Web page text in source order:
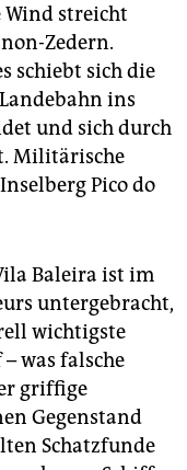
Wind streicht
Zedern.
schiebt sich die
ins
und sich durch
Militärische
Pico do
Baleira ist im
untergebracht,
wichtigste
was falsche
griffige
Gegenstand
Schatzfunde